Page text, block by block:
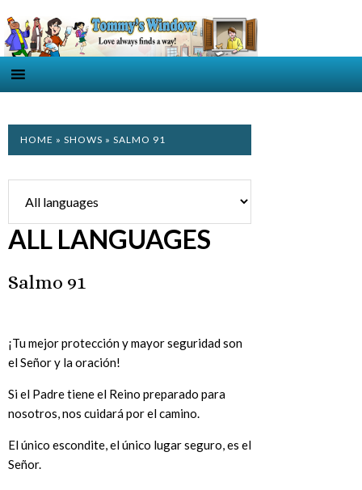
HOME » SHOWS » SALMO 91
ALL LANGUAGES
Salmo 91
¡Tu mejor protección y mayor seguridad son
el Señor y la oración!
Si el Padre tiene el Reino preparado para
nosotros, nos cuidará por el camino.
El único escondite, el único lugar seguro, es el
Señor.